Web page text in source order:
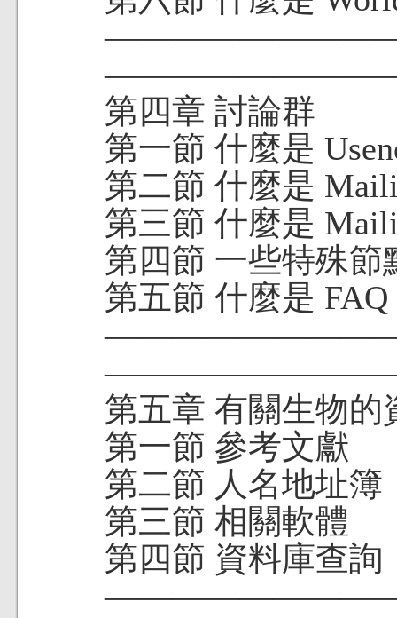
第四章 討論群
第一節 什麼是
第二節 什麼是
第三節 什麼是
第四節 一些特殊節
第五節 什麼是 FAQ
第五章 有關生物的
第一節 參考文獻
第二節 人名地址簿
第三節 相關軟體
第四節 資料庫查詢